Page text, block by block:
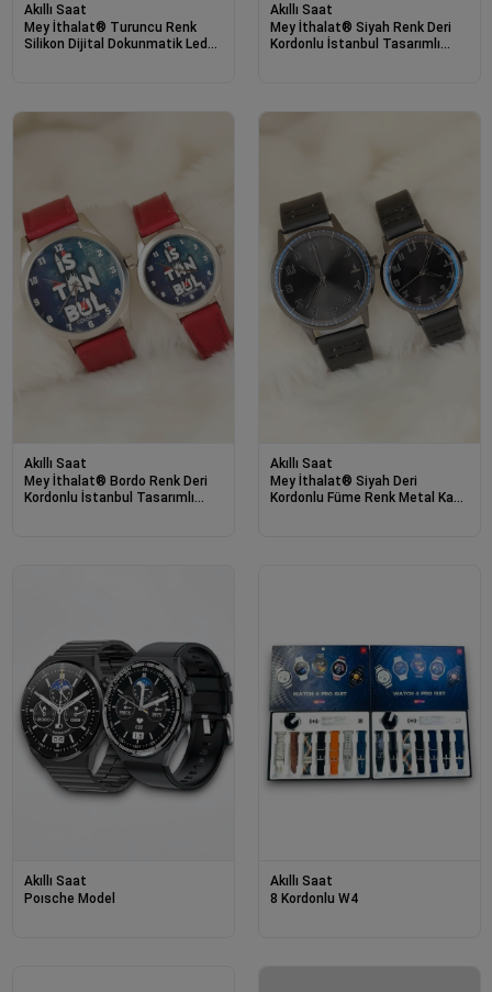
Akıllı Saat
Mey İthalat® Turuncu Renk
Silikon Dijital Dokunmatik Led
Akıllı Saat
Mey İthalat® Siyah Renk Deri
Kordonlu İstanbul Tasarımlı
Akıllı Saat
Mey İthalat® Bordo Renk Deri
Kordonlu İstanbul Tasarımlı
Akıllı Saat
Mey İthalat® Siyah Deri
Kordonlu Füme Renk Metal Kasa
Akıllı Saat
Poısche Model
Akıllı Saat
8 Kordonlu W4